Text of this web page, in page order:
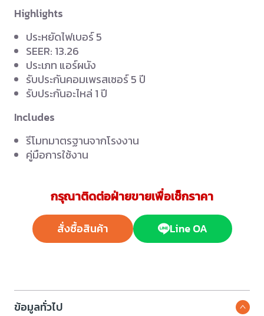
Highlights
ประหยัดไฟเบอร์ 5
SEER: 13.26
ประเภท แอร์ผนัง
รับประกันคอมเพรสเซอร์ 5 ปี
รับประกันอะไหล่ 1 ปี
Includes
รีโมทมาตรฐานจากโรงงาน
คู่มือการใช้งาน
กรุณาติดต่อฝ่ายขายเพื่อเช็กราคา
สั่งซื้อสินค้า Line OA
ข้อมูลทั่วไป